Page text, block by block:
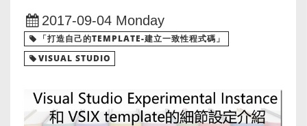
2017-09-04 Monday
「打造自己的TEMPLATE-建立一致性程式碼」
VISUAL STUDIO